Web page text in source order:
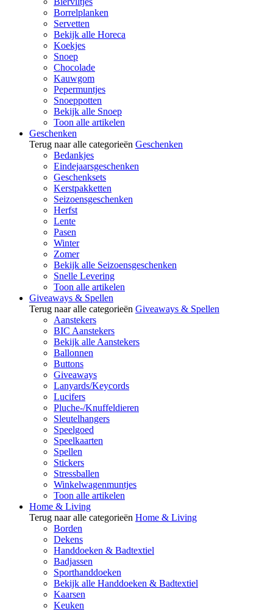
Borrelplanken
Servetten
Bekijk alle Horeca
Koekjes
Snoep
Chocolade
Kauwgom
Pepermuntjes
Snoeppotten
Bekijk alle Snoep
Toon alle artikelen
Geschenken
Terug naar alle categorieën Geschenken
Bedankjes
Eindejaarsgeschenken
Geschenksets
Kerstpakketten
Seizoensgeschenken
Herfst
Lente
Pasen
Winter
Zomer
Bekijk alle Seizoensgeschenken
Snelle Levering
Toon alle artikelen
Giveaways & Spellen
Terug naar alle categorieën Giveaways & Spellen
Aanstekers
BIC Aanstekers
Bekijk alle Aanstekers
Ballonnen
Buttons
Giveaways
Lanyards/Keycords
Lucifers
Pluche-/Knuffeldieren
Sleutelhangers
Speelgoed
Speelkaarten
Spellen
Stickers
Stressballen
Winkelwagenmuntjes
Toon alle artikelen
Home & Living
Terug naar alle categorieën Home & Living
Borden
Dekens
Handdoeken & Badtextiel
Badjassen
Sporthanddoeken
Bekijk alle Handdoeken & Badtextiel
Kaarsen
Keuken